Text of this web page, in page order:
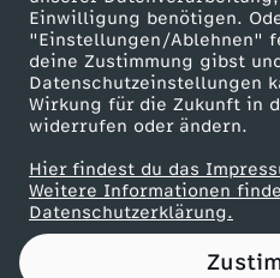
Einwilligung benötigen.
"Einstellungen/Ablehnen"
deine Zustimmung gibst
Datenschutzeinstellungen
Wirkung für die Zukunft in
widerrufen oder ändern.
Hier findest du das
Weitere Informationen
Datenschutzerklärung.
e
i
b
e
Partner